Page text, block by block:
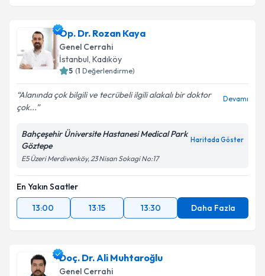
Op. Dr. Rozan Kaya
Genel Cerrahi
İstanbul, Kadıköy
5 (1 Değerlendirme)
Alanında çok bilgili ve tecrübeli ilgili alakalı bir doktor
çok...
Devamı
Bahçeşehir Üniversite Hastanesi Medical Park
Göztepe
Haritada Göster
E5 Üzeri Merdivenköy, 23 Nisan Sokagi No:17
En Yakın Saatler
13:00
13:15 13:30 Daha Fazla
Doç. Dr. Ali Muhtaroğlu
Genel Cerrahi